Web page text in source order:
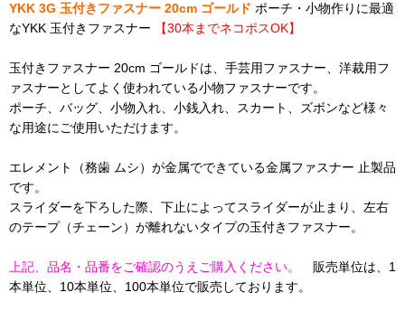
YKK 3G 玉付きファスナー 20cm ゴールド ポーチ・小物作りに最適
なYKK 玉付きファスナー
【30本までネコポスOK】
玉付きファスナー 20cm ゴールドは、手芸用ファスナー、洋裁用フ
ァスナーとしてよく使われている小物ファスナーです。
ポーチ、バッグ、小物入れ、小銭入れ、スカート、ズボンなど様々
な用途にご使用いただけます。
エレメント（務歯 ムシ）が金属でできている金属ファスナー 止製品
です。
スライダーを下ろした際、下止によってスライダーが止まり、左右
のテープ（チェーン）が離れないタイプの玉付きファスナー。
上記、品名・品番をご確認のうえご購入ください。
販売単位は、1
本単位、10本単位、100本単位で販売しております。